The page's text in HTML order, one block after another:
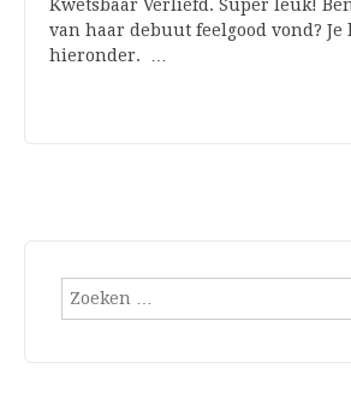
Kwetsbaar Verliefd. Super leuk!
van haar debuut feelgood vond? Je
hieronder. …
Zoeken